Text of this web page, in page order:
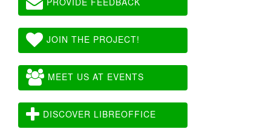
JOIN THE PROJECT!
MEET US AT EVENTS
DISCOVER LIBREOFFICE